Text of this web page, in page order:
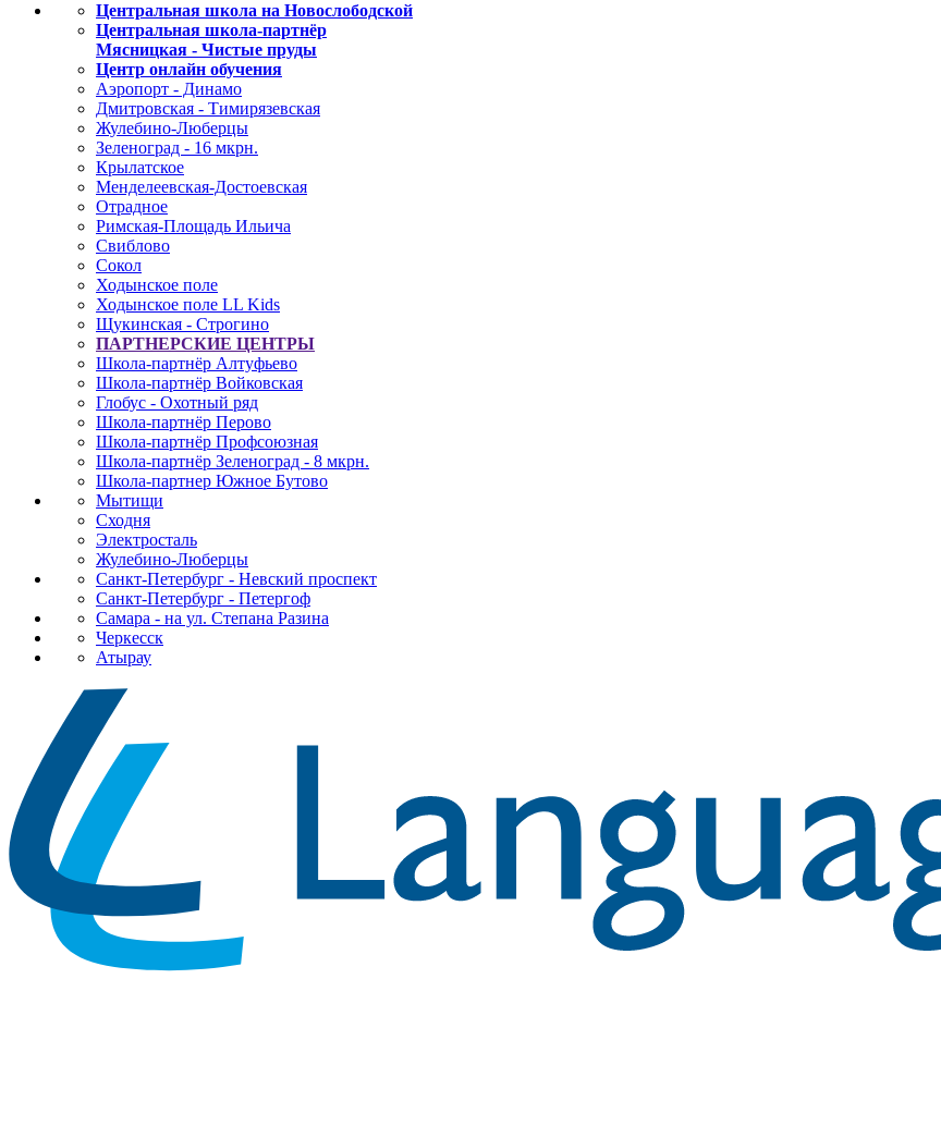
Центральная школа на Новослободской
Центральная школа-партнёр
Мясницкая - Чистые пруды
Центр онлайн обучения
Аэропорт - Динамо
Дмитровская - Тимирязевская
Жулебино-Люберцы
Зеленоград - 16 мкрн.
Крылатское
Менделеевская-Достоевская
Отрадное
Римская-Площадь Ильича
Свиблово
Сокол
Ходынское поле
Ходынское поле LL Kids
Щукинская - Строгино
ПАРТНЕРСКИЕ ЦЕНТРЫ
Школа-партнёр Алтуфьево
Школа-партнёр Войковская
Глобус - Охотный ряд
Школа-партнёр Перово
Школа-партнёр Профсоюзная
Школа-партнёр Зеленоград - 8 мкрн.
Школа-партнер Южное Бутово
Мытищи
Сходня
Электросталь
Жулебино-Люберцы
Санкт-Петербург - Невский проспект
Санкт-Петербург - Петергоф
Самара - на ул. Степана Разина
Черкесск
Атырау